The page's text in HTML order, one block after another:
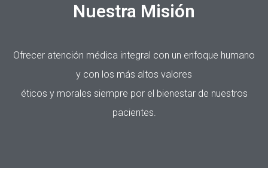
Nuestra Misión
Ofrecer atención médica integral con un enfoque humano
y con los más altos valores
éticos y morales siempre por el bienestar de nuestros
pacientes.